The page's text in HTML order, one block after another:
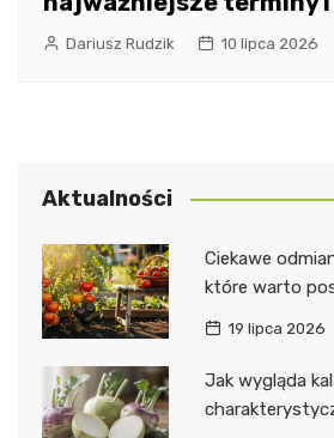
Dariusz Rudzik 10 lipca 2026
Aktualności
Ciekawe
które warto
19 lipca 2026
Jak wygląda